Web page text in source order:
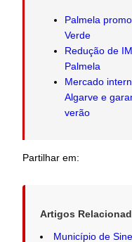
Palmela
Verde
Redução de
Palmela
Mercado
Algarve e
verão
Partilhar em:
Artigos
Município de